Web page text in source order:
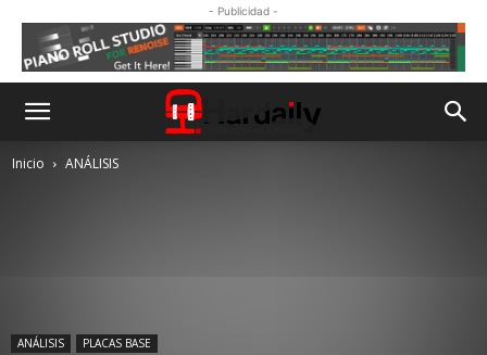
- Publicidad -
Inicio ANÁLISIS
ANÁLISIS PLACAS BASE